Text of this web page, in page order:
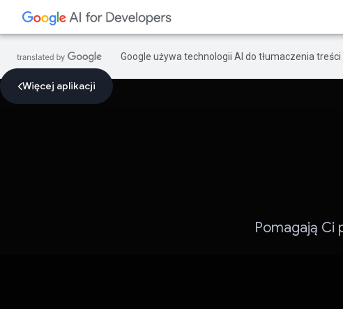
Google używa technologii AI do tłumaczenia
Więcej aplikacji
Pomagają Ci